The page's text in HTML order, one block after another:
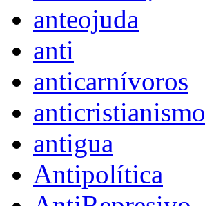
anteojuda
anti
anticarnívoros
anticristianismo
antigua
Antipolítica